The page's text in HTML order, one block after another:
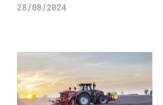
28/08/2024